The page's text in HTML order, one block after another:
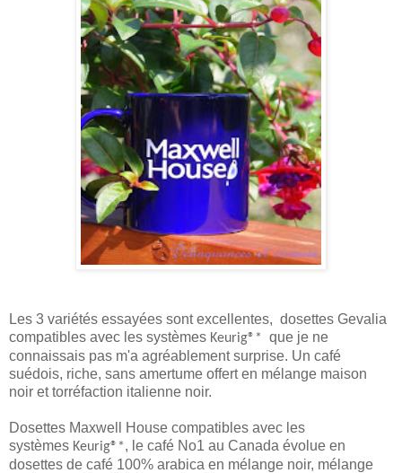
Les 3 variétés essayées sont excellentes, dosettes Gevalia
compatibles avec les systèmes Keurig®*
que je ne
connaissais pas m'a agréablement surprise. Un café
suédois, riche, sans amertume offert en mélange maison
noir et torréfaction italienne noir.
Dosettes Maxwell House compatibles avec les
systèmes Keurig®*, le café No1 au Canada évolue en
dosettes de café 100% arabica en mélange noir, mélange